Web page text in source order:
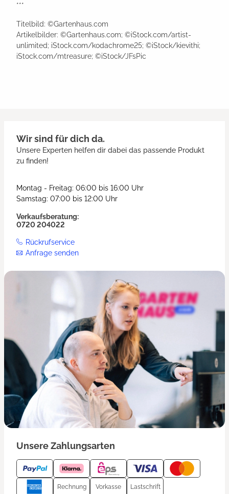
***
Titelbild: ©Gartenhaus.com
Artikelbilder: ©Gartenhaus.com; ©iStock.com/artist-
unlimited; iStock.com/kodachrome25; ©iStock/kievithi;
iStock.com/mtreasure; ©iStock/JFsPic
Wir sind für dich da.
Unsere Experten helfen dir dabei das passende Produkt
zu finden!
Montag - Freitag: 06:00 bis 16:00 Uhr
Samstag: 07:00 bis 12:00 Uhr
Verkaufsberatung:
0720 204022
Rückrufservice
Anfrage senden
Unsere Zahlungsarten
Rechnung Vorkasse Lastschrift